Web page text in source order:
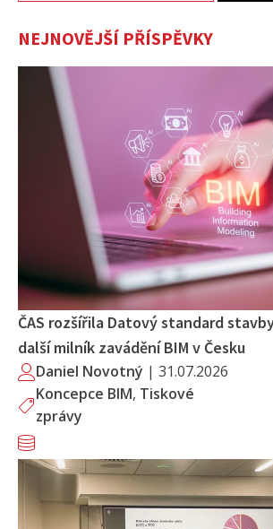
NEJNOVĚJŠÍ PŘÍSPĚVKY
ČAS rozšířila Datový standard
další milník zavádění BIM v Česku
Daniel Novotný | 31.07.2026
Koncepce BIM, Tiskové
zprávy